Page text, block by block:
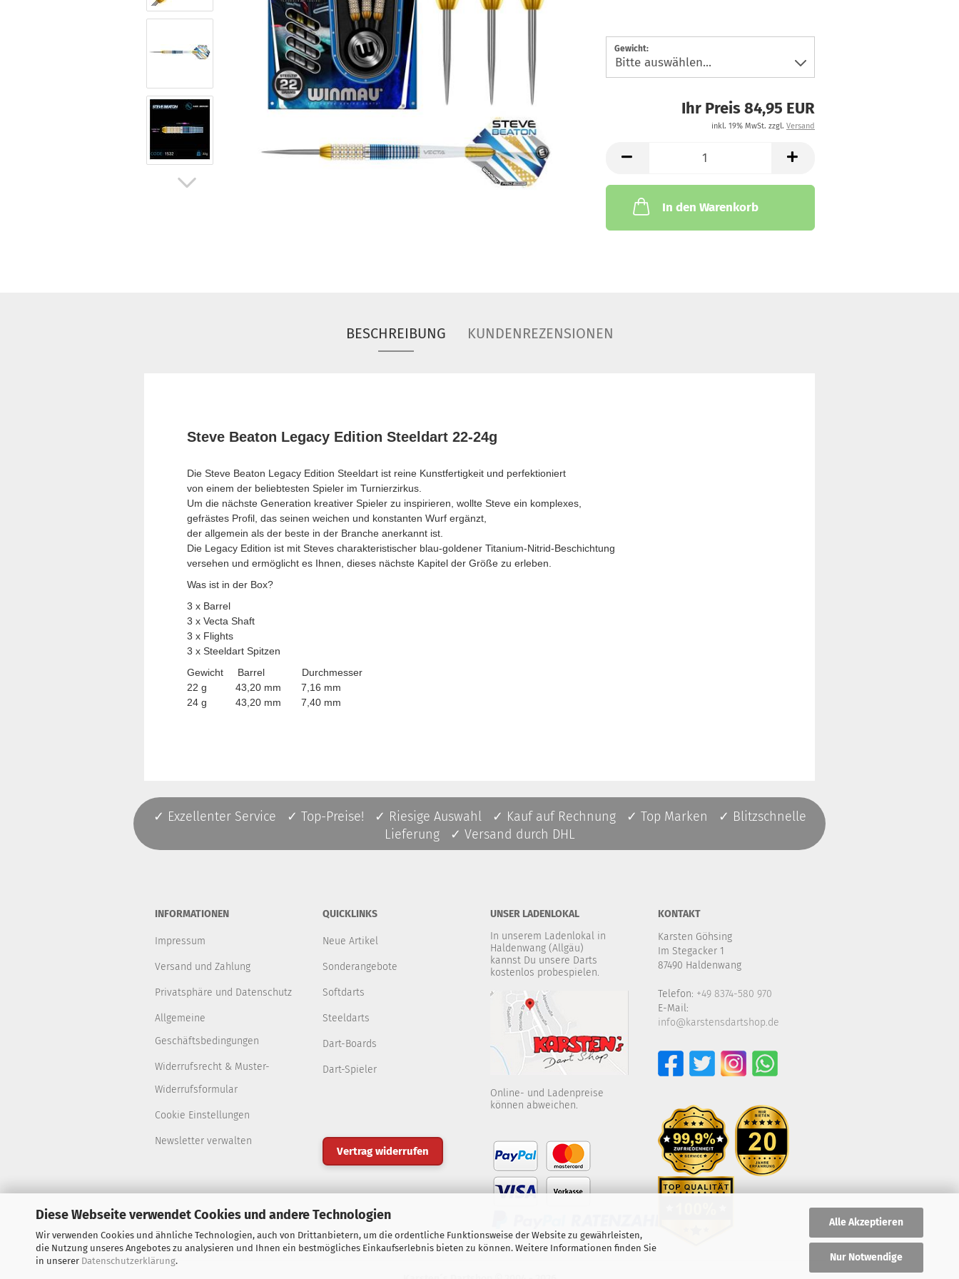
Diese Webseite verwendet Cookies und andere Technologien
Wir verwenden Cookies und ähnliche Technologien, auch von Drittanbietern, um die ordentliche Funktionsweise der Website zu gewährleisten,
die Nutzung unseres Angebotes zu analysieren und Ihnen ein bestmögliches Einkaufserlebnis bieten zu können. Weitere Informationen finden Sie
in unserer Datenschutzerklärung.
Alle Akzeptieren
Nur Notwendige
Gewicht:
Ihr Preis 84,95 EUR
inkl. 19% MwSt. zzgl. Versand
In den Warenkorb
BESCHREIBUNG KUNDENREZENSIONEN
Steve Beaton Legacy Edition Steeldart 22-24g
Die Steve Beaton Legacy Edition Steeldart ist reine Kunstfertigkeit und perfektioniert
von einem der beliebtesten Spieler im Turnierzirkus.
Um die nächste Generation kreativer Spieler zu inspirieren, wollte Steve ein komplexes,
gefrästes Profil, das seinen weichen und konstanten Wurf ergänzt,
der allgemein als der beste in der Branche anerkannt ist.
Die Legacy Edition ist mit Steves charakteristischer blau-goldener Titanium-Nitrid-Beschichtung
versehen und ermöglicht es Ihnen, dieses nächste Kapitel der Größe zu erleben.
Was ist in der Box?
3 x Barrel
3 x Vecta Shaft
3 x Flights
3 x Steeldart Spitzen
Gewicht Barrel Durchmesser
22 g 43,20 mm 7,16 mm
24 g 43,20 mm 7,40 mm
✓ Exzellenter Service ✓ Top-Preise! ✓ Riesige Auswahl ✓ Kauf auf Rechnung ✓ Top Marken ✓ Blitzschnelle
Lieferung ✓ Versand durch DHL
INFORMATIONEN
Impressum
Versand und Zahlung
Privatsphäre und Datenschutz
Allgemeine
Geschäftsbedingungen
Widerrufsrecht & Muster-
Widerrufsformular
Cookie Einstellungen
Newsletter verwalten
QUICKLINKS
Neue Artikel
Sonderangebote
Softdarts
Steeldarts
Dart-Boards
Dart-Spieler
Vertrag widerrufen
UNSER LADENLOKAL
In unserem Ladenlokal in
Haldenwang (Allgäu)
kannst Du unsere Darts
kostenlos probespielen.
Online- und Ladenpreise
können abweichen.
KONTAKT
Karsten Göhsing
Im Stegacker 1
87490 Haldenwang
Telefon: +49 8374-580 970
E-Mail:
info@karstensdartshop.de